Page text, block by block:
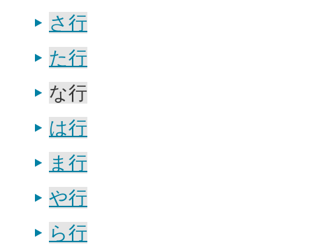
さ行
た行
な行
は行
ま行
や行
ら行